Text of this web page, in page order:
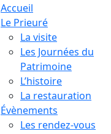
Accueil
Le Prieuré
La visite
Les Journées du
Patrimoine
L’histoire
La restauration
Évènements
Les rendez-vous